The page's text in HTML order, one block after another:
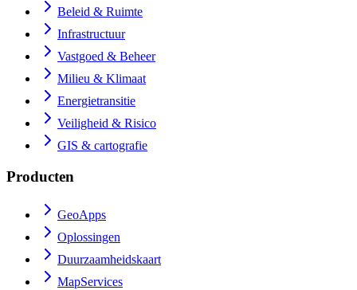
Beleid & Ruimte
Infrastructuur
Vastgoed & Beheer
Milieu & Klimaat
Energietransitie
Veiligheid & Risico
GIS & cartografie
Producten
GeoApps
Oplossingen
Duurzaamheidskaart
MapServices